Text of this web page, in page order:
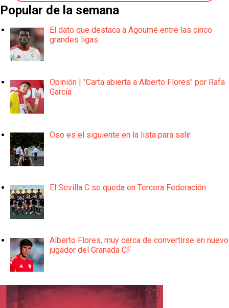
Popular de la semana
El dato que destaca a Agoumé entre las cinco
grandes ligas
Opinión | "Carta abierta a Alberto Flores" por Rafa
García
Oso es el siguiente en la lista para salir
El Sevilla C se queda en Tercera Federación
Alberto Flores, muy cerca de convertirse en nuevo
jugador del Granada CF